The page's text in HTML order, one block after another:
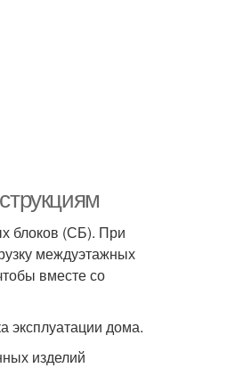
блоков (СБ). При
междуэтажных
вместе со
эксплуатации дома.
изделий